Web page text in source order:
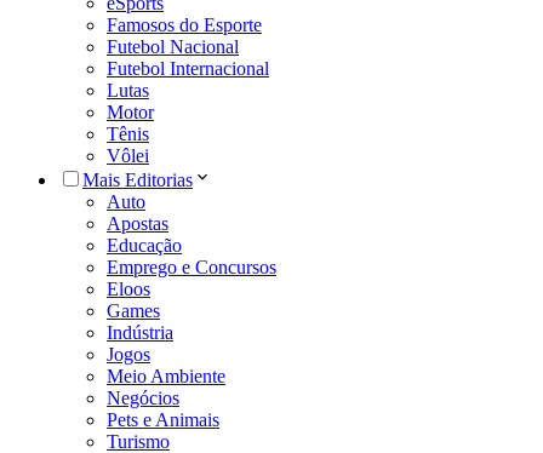
Famosos do Esporte
Futebol Nacional
Futebol Internacional
Lutas
Motor
Tênis
Vôlei
Mais Editorias
Auto
Apostas
Educação
Emprego e Concursos
Eloos
Games
Indústria
Jogos
Meio Ambiente
Negócios
Pets e Animais
Turismo